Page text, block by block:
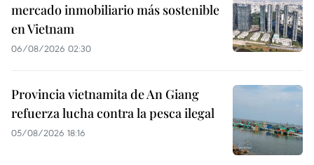
mercado inmobiliario más sostenible
en Vietnam
06/08/2026 02:30
Provincia vietnamita de An Giang
refuerza lucha contra la pesca ilegal
05/08/2026 18:16